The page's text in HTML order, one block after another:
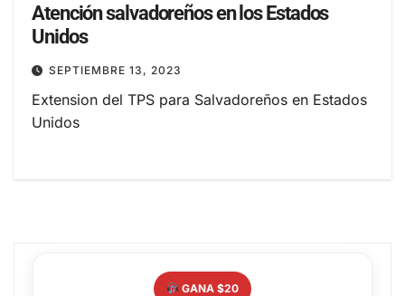
Atención salvadoreños en los Estados
Unidos
SEPTIEMBRE 13, 2023
Extension del TPS para Salvadoreños en Estados
Unidos
GANA $20